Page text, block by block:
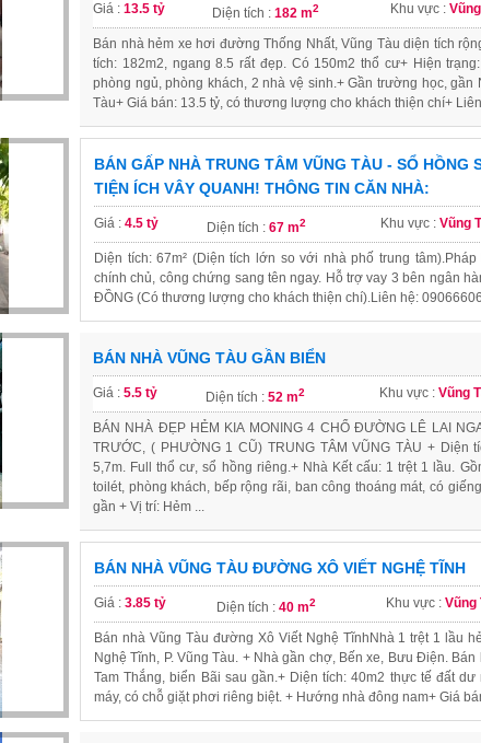
Giá : 13.5 tỷ Diện tích : 182 m2 Khu vực :
Bán nhà hẻm xe hơi đường Thống Nhất, Vũng Tàu diện tích
tích: 182m2, ngang 8.5 rất đẹp. Có 150m2 thổ cư+ Hiện
phòng ngủ, phòng khách, 2 nhà vệ sinh.+ Gần trường học, gần
Tàu+ Giá bán: 13.5 tỷ, có thương lượng cho khách thiện chí+
BÁN GẤP NHÀ TRUNG TÂM VŨNG TÀU - SỔ HỒNG
TIỆN ÍCH VÂY QUANH! ​THÔNG TIN CĂN NHÀ:
Giá : 4.5 tỷ Diện tích : 67 m2 Khu vực : Vũng
​Diện tích: 67m² (Diện tích lớn so với nhà phố trung
chính chủ, công chứng sang tên ngay. Hỗ trợ vay 3 bên ngân
ĐỒNG (Có thương lượng cho khách thiện chí).​Liên hệ:
BÁN NHÀ VŨNG TÀU GẦN BIỂN
Giá : 5.5 tỷ Diện tích : 52 m2 Khu vực : Vũng
BÁN NHÀ ĐẸP HẺM KIA MONING 4 CHỔ ĐƯỜNG LÊ LAI
TRƯỚC, ( PHƯỜNG 1 CŨ) TRUNG TÂM VŨNG TÀU + Diện
5,7m. Full thổ cư, sổ hồng riêng.+ Nhà Kết cấu: 1 trệt 1 lầu.
toilét, phòng khách, bếp rộng rãi, ban công thoáng mát, có
gần + Vị trí: Hẻm ...
BÁN NHÀ VŨNG TÀU ĐƯỜNG XÔ VIẾT NGHỆ TĨNH
Giá : 3.85 tỷ Diện tích : 40 m2 Khu vực : Vũng
Bán nhà Vũng Tàu đường Xô Viết Nghệ TĩnhNhà 1 trệt 1 lầu
Nghệ Tĩnh, P. Vũng Tàu. + Nhà gần chợ, Bến xe, Bưu Điện. Bán
Tam Thắng, biển Bãi sau gần.+ Diện tích: 40m2 thực tế đất
máy, có chỗ giặt phơi riêng biệt. + Hướng nhà đông nam+ Giá